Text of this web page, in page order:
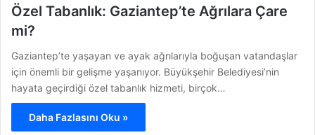
Özel Tabanlık: Gaziantep’te Ağrılara Çare
mi?
Gaziantep’te yaşayan ve ayak ağrılarıyla boğuşan vatandaşlar
için önemli bir gelişme yaşanıyor. Büyükşehir Belediyesi’nin
hayata geçirdiği özel tabanlık hizmeti, birçok…
Daha Fazlasını Oku »